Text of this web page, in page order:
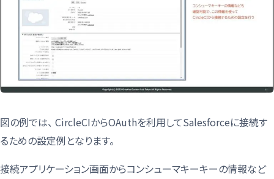
図の例では、 CircleCIからOAuthを利用してSalesforceに接続す
るための設定例となります。
接続アプリケーション画面からコンシューマキーキーの情報など